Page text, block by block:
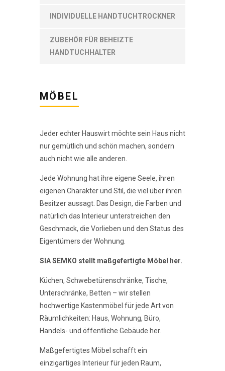
INDIVIDUELLE HANDTUCHTROCKNER
ZUBEHÖR FÜR BEHEIZTE
HANDTUCHHALTER
МÖBEL
Jeder echter Hauswirt möchte sein Haus nicht
nur gemütlich und schön machen, sondern
auch nicht wie alle anderen.
Jede Wohnung hat ihre eigene Seele, ihren
eigenen Charakter und Stil, die viel über ihren
Besitzer aussagt. Das Design, die Farben und
natürlich das Interieur unterstreichen den
Geschmack, die Vorlieben und den Status des
Eigentümers der Wohnung.
SIA SEMKO stellt maßgefertigte Möbel her.
Küchen, Schwebetürenschränke, Tische,
Unterschränke, Betten – wir stellen
hochwertige Kastenmöbel für jede Art von
Räumlichkeiten: Haus, Wohnung, Büro,
Handels- und öffentliche Gebäude her.
Maßgefertigtes Möbel schafft ein
einzigartiges Interieur für jeden Raum,